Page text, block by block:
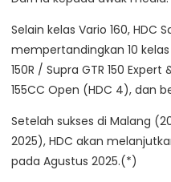
Selain kelas Vario 160, HDC
mempertandingkan 10
150R / Supra GTR 150
155CC Open (HDC 4), dan
Setelah sukses di Malang
2025), HDC akan
pada Agustus 2025.(*)